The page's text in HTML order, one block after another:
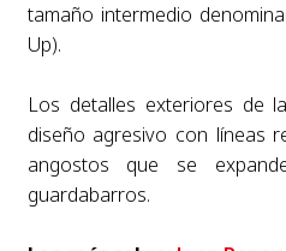
tamaño intermedio
Up).
Los detalles exteriores de la
diseño agresivo con líneas
angostos que se
guardabarros.